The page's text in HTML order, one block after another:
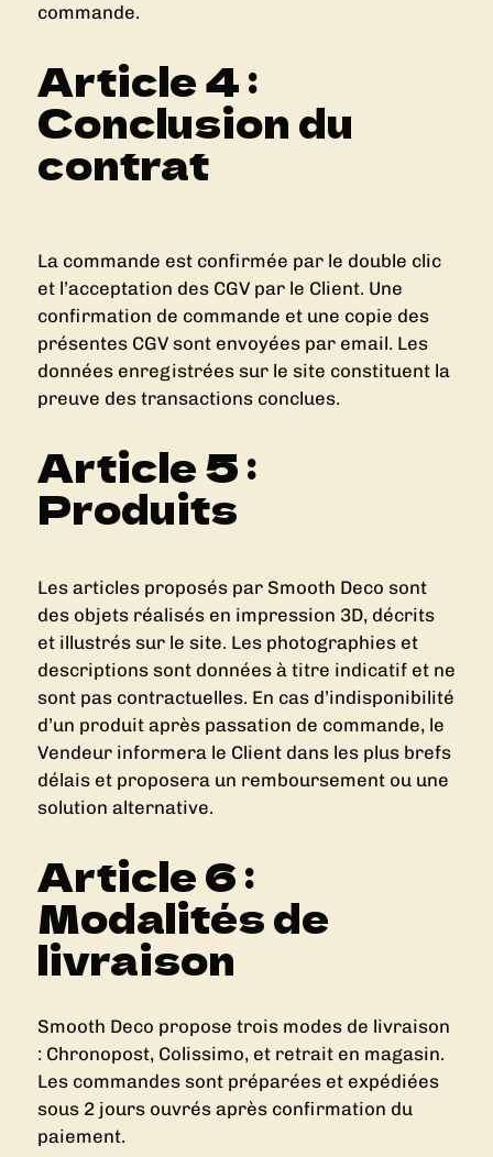
commande.
Article 4 :
Conclusion du
contrat
La commande est confirmée par le double clic
et l’acceptation des CGV par le Client. Une
confirmation de commande et une copie des
présentes CGV sont envoyées par email. Les
données enregistrées sur le site constituent la
preuve des transactions conclues.
Article 5 :
Produits
Les articles proposés par Smooth Deco sont
des objets réalisés en impression 3D, décrits
et illustrés sur le site. Les photographies et
descriptions sont données à titre indicatif et ne
sont pas contractuelles. En cas d’indisponibilité
d’un produit après passation de commande, le
Vendeur informera le Client dans les plus brefs
délais et proposera un remboursement ou une
solution alternative.
Article 6 :
Modalités de
livraison
Smooth Deco propose trois modes de livraison
: Chronopost, Colissimo, et retrait en magasin.
Les commandes sont préparées et expédiées
sous 2 jours ouvrés après confirmation du
paiement.